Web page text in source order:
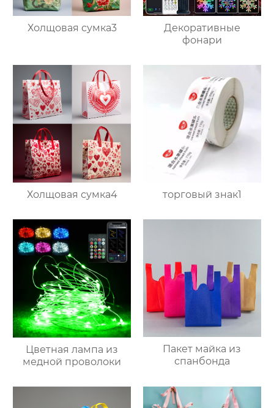
Холщовая сумка3
Декоративные
фонари
Холщовая сумка4 торговый знак1
Цветная лампа из
медной проволоки
Пакет майка из
спанбонда